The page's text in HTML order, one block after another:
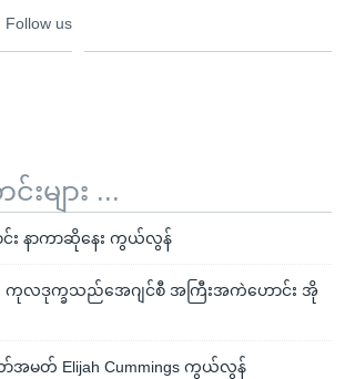
Follow us
များ ...
ာင်း နာကာဆိုနေး ကွယ်လွန်
ကုလဒုက္ခသည်အေဂျင်စီ အကြီးအကဲဟောင်း အို
မတ် Elijah Cummings ကွယ်လွန်